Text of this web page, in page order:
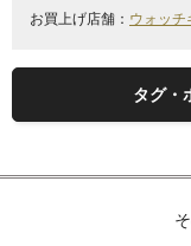
お買上げ店舗： ウォッチ
タグ・